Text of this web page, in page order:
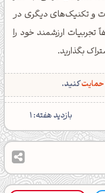
و تکنیک‌های دیگری در
تجربیات ارزشمند خود را
بگذارید.
حمایتکنید.
بازدید هفته: 1